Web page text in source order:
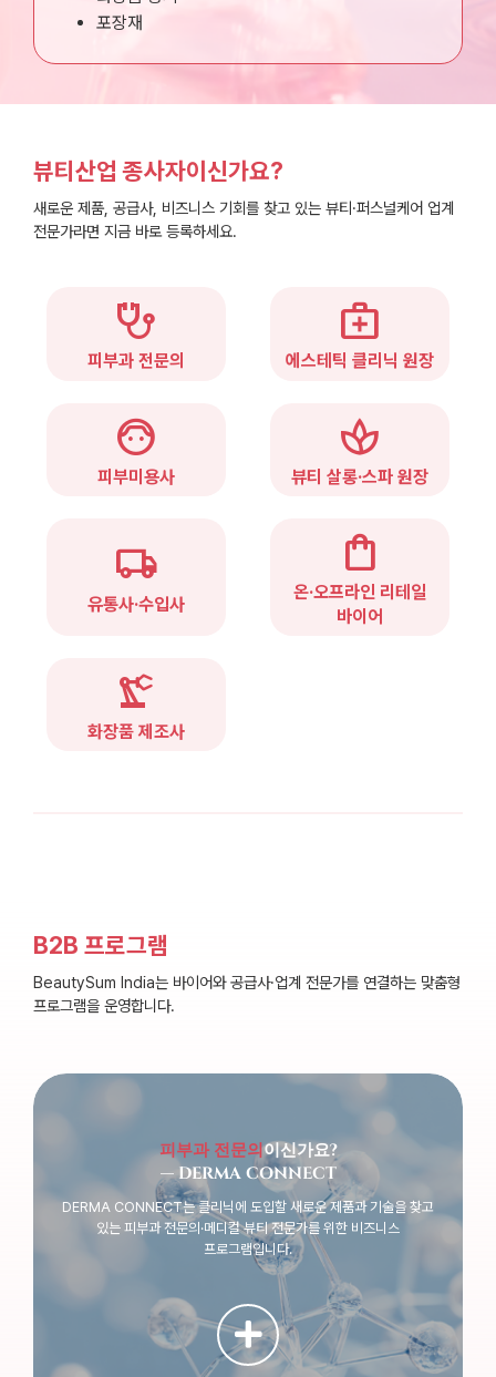
포장재
뷰티산업 종사자이신가요?
새로운 제품, 공급사, 비즈니스 기회를 찾고 있는 뷰티·퍼스널케어 업계
전문가라면 지금 바로 등록하세요.
stethoscope
피부과 전문의
medical_services
에스테틱 클리닉 원장
face_6
피부미용사
spa
뷰티 살롱·스파 원장
local_shipping
유통사·수입사
shopping_bag
온·오프라인 리테일
바이어
precision_manufacturing
화장품 제조사
B2B 프로그램
BeautySum India는 바이어와 공급사·업계 전문가를 연결하는 맞춤형
프로그램을 운영합니다.
피부과 전문의이신가요?
— DERMA CONNECT
DERMA CONNECT는 클리닉에 도입할 새로운 제품과 기술을 찾고
있는 피부과 전문의·메디컬 뷰티 전문가를 위한 비즈니스
프로그램입니다.